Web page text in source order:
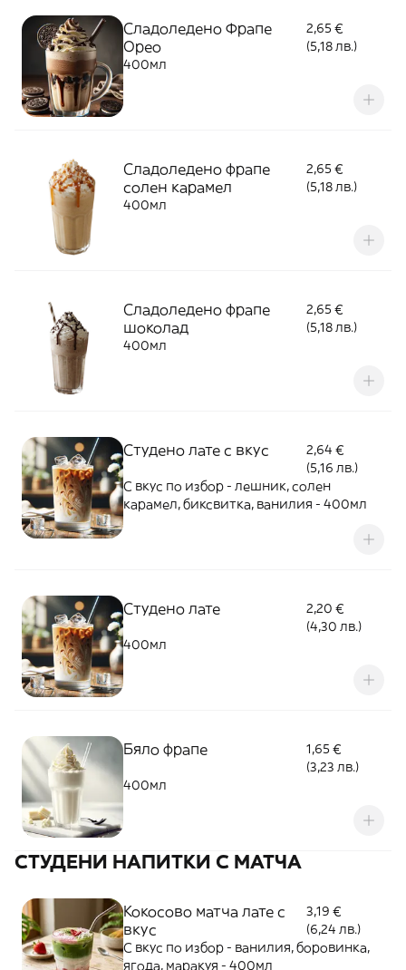
Сладоледено Фрапе
Орео
2,65 €
(5,18 лв.)
400мл
Сладоледено фрапе
солен карамел
2,65 €
(5,18 лв.)
400мл
Сладоледено фрапе
шоколад
2,65 €
(5,18 лв.)
400мл
Студено лате с вкус
2,64 €
(5,16 лв.)
С вкус по избор - лешник, солен
карамел, биксвитка, ванилия - 400мл
Студено лате
2,20 €
(4,30 лв.)
400мл
Бяло фрапе
1,65 €
(3,23 лв.)
400мл
СТУДЕНИ НАПИТКИ С МАТЧА
Кокосово матча лате с
вкус
3,19 €
(6,24 лв.)
С вкус по избор - ванилия, боровинка,
ягода, маракуя - 400мл